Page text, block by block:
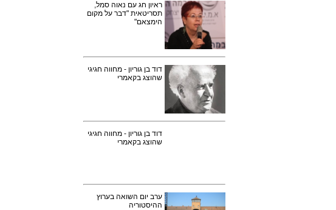
ראיון חג עם נאוה סמל,
תסריטאית "דבר על מקום
הימצאם"
דוד בן גוריון - מחווה חגיגי
שהוצג בקאמרי
דוד בן גוריון - מחווה חגיגי
שהוצג בקאמרי
ערב יום השואה בערוץ
ההיסטוריה